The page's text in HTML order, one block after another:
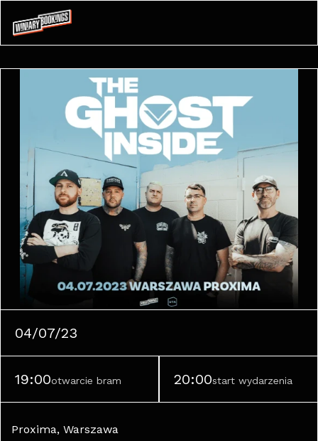
04/07/23
19:00otwarcie bram 20:00start wydarzenia
Proxima, Warszawa